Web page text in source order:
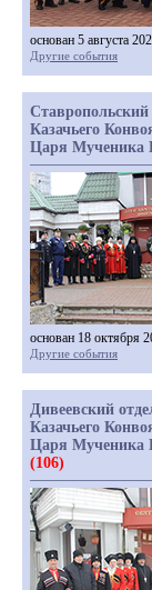
основан 5 августа
Другие события
Ставропольский
Казачьего
Царя Мученика
основан 18 октября
Другие события
Дивеевский
Казачьего
Царя Мученика
(106)